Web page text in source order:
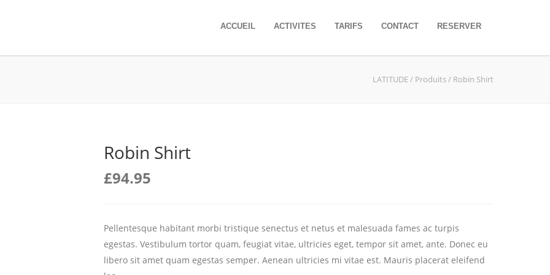
ACCUEIL ACTIVITES TARIFS CONTACT RESERVER
LATITUDE/ Produits/ Robin Shirt
Robin Shirt
£94.95
Pellentesque habitant morbi tristique senectus et netus et malesuada fames ac turpis
egestas. Vestibulum tortor quam, feugiat vitae, ultricies eget, tempor sit amet, ante. Donec eu
libero sit amet quam egestas semper. Aenean ultricies mi vitae est. Mauris placerat eleifend